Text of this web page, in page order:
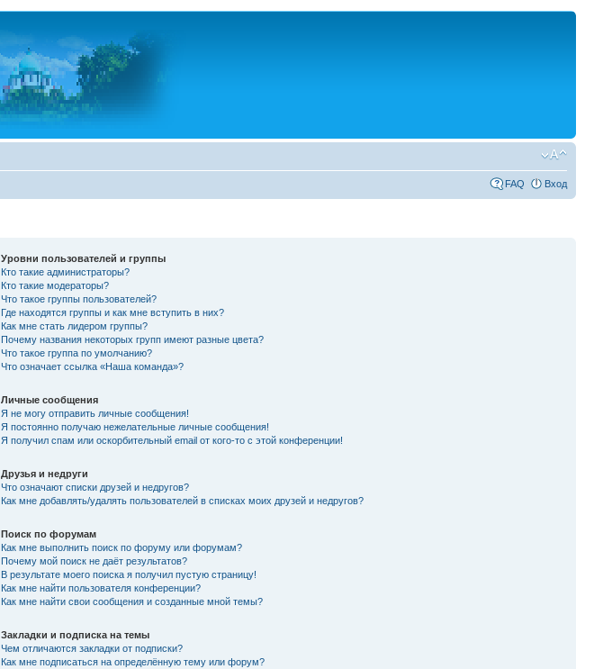
FAQ Вход
Уровни пользователей и группы
Кто такие администраторы?
Кто такие модераторы?
Что такое группы пользователей?
Где находятся группы и как мне вступить в них?
Как мне стать лидером группы?
Почему названия некоторых групп имеют разные цвета?
Что такое группа по умолчанию?
Что означает ссылка «Наша команда»?
Личные сообщения
Я не могу отправить личные сообщения!
Я постоянно получаю нежелательные личные сообщения!
Я получил спам или оскорбительный email от кого-то с этой конференции!
Друзья и недруги
Что означают списки друзей и недругов?
Как мне добавлять/удалять пользователей в списках моих друзей и недругов?
Поиск по форумам
Как мне выполнить поиск по форуму или форумам?
Почему мой поиск не даёт результатов?
В результате моего поиска я получил пустую страницу!
Как мне найти пользователя конференции?
Как мне найти свои сообщения и созданные мной темы?
Закладки и подписка на темы
Чем отличаются закладки от подписки?
Как мне подписаться на определённую тему или форум?